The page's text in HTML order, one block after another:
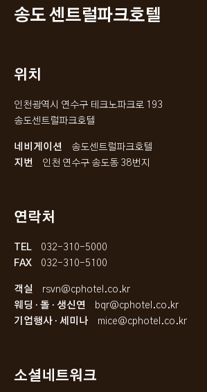
송도 센트럴파크호텔
위치
인천광역시 연수구 테크노파크로 193
송도센트럴파크호텔
네비게이션
송도센트럴파크호텔
지번
인천 연수구 송도동 38번지
연락처
TEL
032-310-5000
FAX
032-310-5100
객실
rsvn@cphotel.co.kr
웨딩 · 돌 · 생신연
bqr@cphotel.co.kr
기업행사 · 세미나
mice@cphotel.co.kr
소셜네트워크